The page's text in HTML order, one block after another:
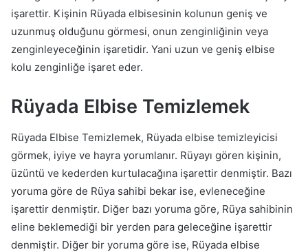
işarettir. Kişinin Rüyada elbisesinin kolunun geniş ve
uzunmuş olduğunu görmesi, onun zenginliğinin veya
zenginleyeceğinin işaretidir. Yani uzun ve geniş elbise
kolu zenginliğe işaret eder.
Rüyada Elbise Temizlemek
Rüyada Elbise Temizlemek, Rüyada elbise temizleyicisi
görmek, iyiye ve hayra yorumlanır. Rüyayı gören kişinin,
üzüntü ve kederden kurtulacağına işarettir denmiştir. Bazı
yoruma göre de Rüya sahibi bekar ise, evleneceğine
işarettir denmiştir. Diğer bazı yoruma göre, Rüya sahibinin
eline beklemediği bir yerden para geleceğine işarettir
denmiştir. Diğer bir yoruma göre ise, Rüyada elbise